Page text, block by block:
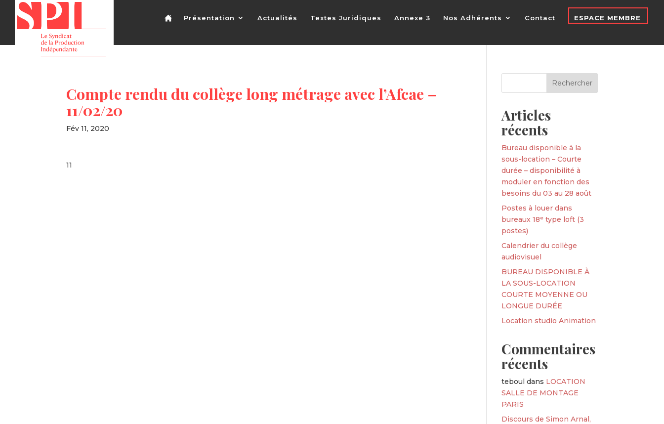
Présentation Actualités Textes Juridiques Annexe 3 Nos Adhérents Contact ESPACE MEMBRE
Compte rendu du collège long métrage avec l’Afcae –
11/02/20
Fév 11, 2020
11
Articles
récents
Bureau disponible à la
sous-location – Courte
durée – disponibilité à
moduler en fonction des
besoins du 03 au 28 août
Postes à louer dans
bureaux 18ᵉ type loft (3
postes)
Calendrier du collège
audiovisuel
BUREAU DISPONIBLE À
LA SOUS-LOCATION
COURTE MOYENNE OU
LONGUE DURÉE
Location studio Animation
Commentaires
récents
teboul dans LOCATION
SALLE DE MONTAGE
PARIS
Discours de Simon Arnal,